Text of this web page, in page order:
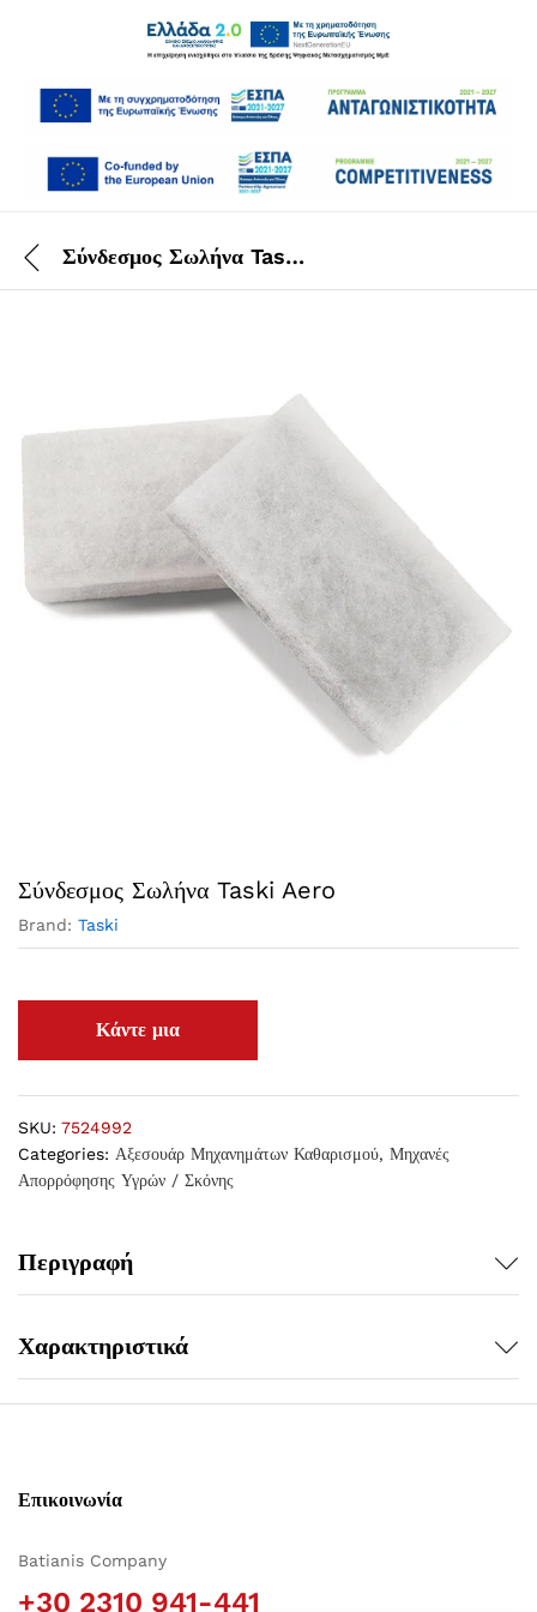
Σύνδεσμος Σωλήνα Taski Aero
Σύνδεσμος Σωλήνα Taski Aero
Brand: Taski
SKU: 7524992
Categories: Αξεσουάρ Μηχανημάτων Καθαρισμού, Μηχανές
Απορρόφησης Υγρών / Σκόνης
Περιγραφή
Χαρακτηριστικά
Επικοινωνία
Batianis Company
+30 2310 941-441